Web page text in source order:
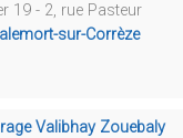
19 - 2, rue Pasteur
sur-Corrèze
Valibhay Zouebaly